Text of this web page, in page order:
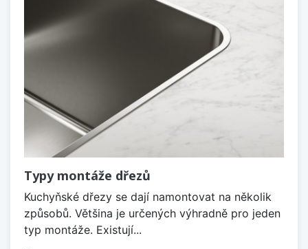
Typy montáže dřezů
Kuchyňské dřezy se dají namontovat na několik
způsobů. Většina je určených výhradně pro jeden
typ montáže. Existují...